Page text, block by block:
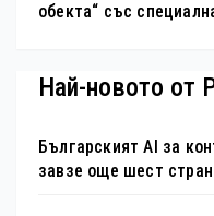
обекта“ със
Най-новото от
Българският AI за
завзе още шест